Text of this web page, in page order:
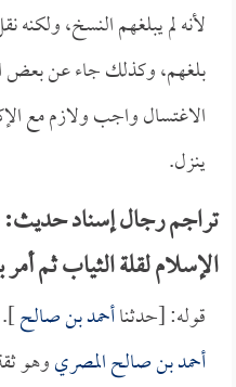
لأنه لم يبلغهم النسخ،
بلغهم، وكذلك جاء عن بعض
الاغتسال واجب ولازم مع
ينزل.
تراجم رجال إسناد
الإسلام لقلة الثياب ثم
قوله: [حدثناأحمد بن صالح].
أحمد بن صالح المصريوهو